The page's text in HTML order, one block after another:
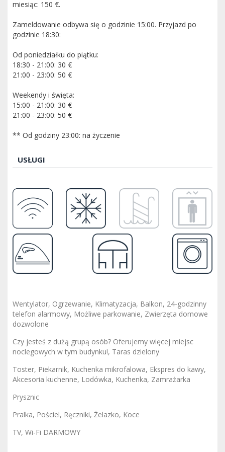
miesiąc: 150 €.
Zameldowanie odbywa się o godzinie 15:00. Przyjazd po
godzinie 18:30:
Od poniedziałku do piątku:
18:30 - 21:00: 30 €
21:00 - 23:00: 50 €
Weekendy i święta:
15:00 - 21:00: 30 €
21:00 - 23:00: 50 €
** Od godziny 23:00: na życzenie
USŁUGI
Wentylator, Ogrzewanie, Klimatyzacja, Balkon, 24-godzinny
telefon alarmowy, Możliwe parkowanie, Zwierzęta domowe
dozwolone
Czy jesteś z dużą grupą osób? Oferujemy więcej miejsc
noclegowych w tym budynku!, Taras dzielony
Toster, Piekarnik, Kuchenka mikrofalowa, Ekspres do kawy,
Akcesoria kuchenne, Lodówka, Kuchenka, Zamrażarka
Prysznic
Pralka, Pościel, Ręczniki, Żelazko, Koce
TV, Wi-Fi DARMOWY